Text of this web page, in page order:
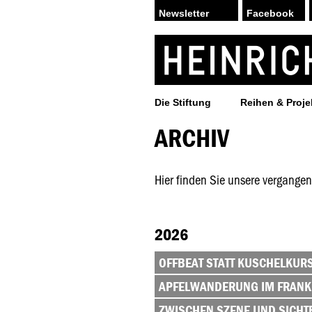
Facebook
Die Stiftung Reihen &
ARCHIV
Hier finden Sie unsere
2026
OFFBEAT STATT
APFELWANDERUNG IM